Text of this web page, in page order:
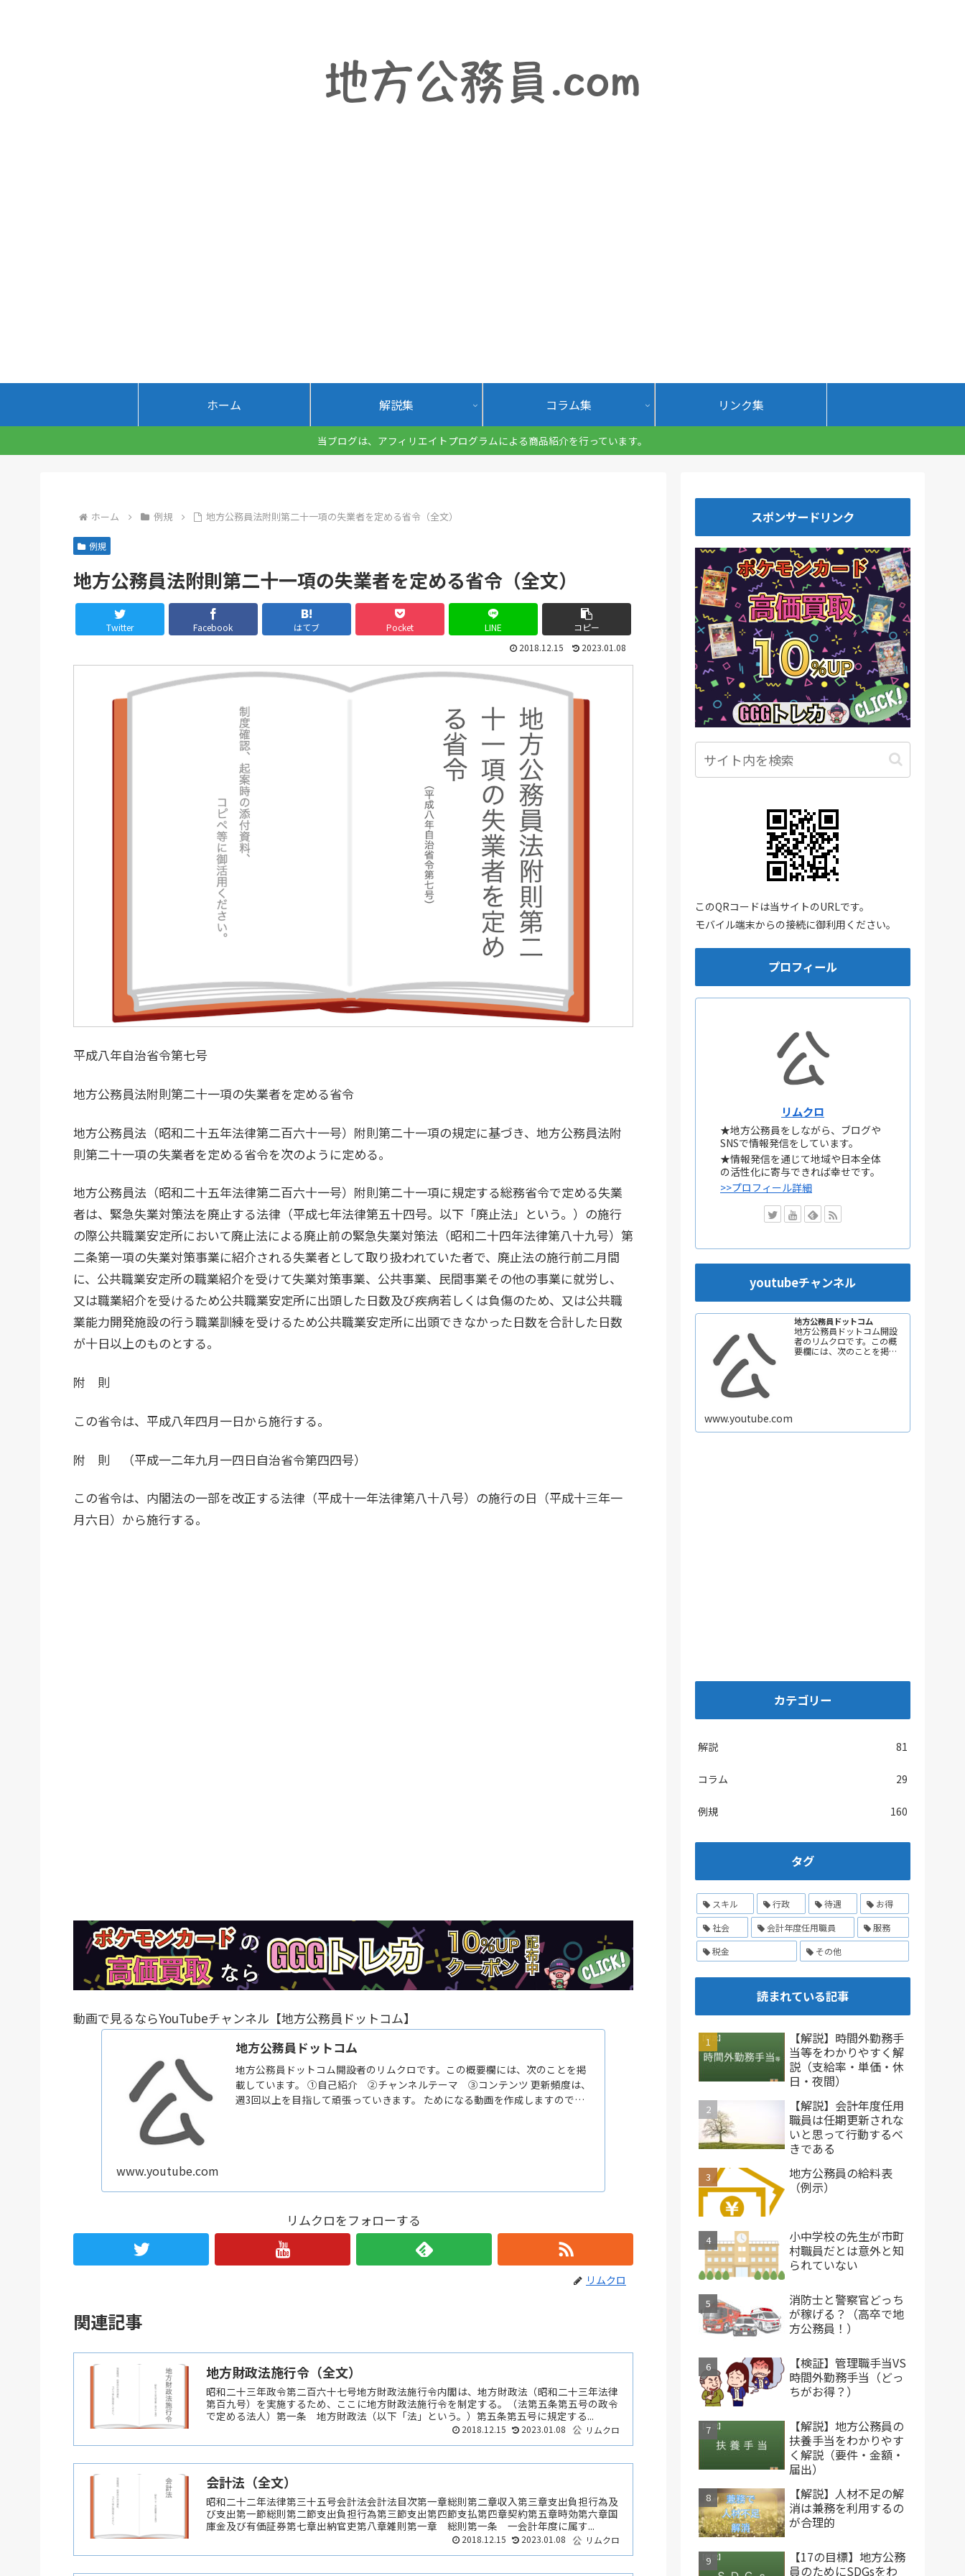
ホーム 解説集 コラム集 リンク集
当ブログは、アフィリエイトプログラムによる商品紹介を行っています。
ホーム 例規 地方公務員法附則第二十一項の失業者を定める省令（全文）
例規
地方公務員法附則第二十一項の失業者を定める省令（全文）
Twitter Facebook はてブ Pocket LINE
コピー
2018.12.15
2023.01.08
平成八年自治省令第七号
地方公務員法附則第二十一項の失業者を定める省令
地方公務員法（昭和二十五年法律第二百六十一号）附則第二十一項の規定に基づき、地方公務員法附
則第二十一項の失業者を定める省令を次のように定める。
地方公務員法（昭和二十五年法律第二百六十一号）附則第二十一項に規定する総務省令で定める失業
者は、緊急失業対策法を廃止する法律（平成七年法律第五十四号。以下「廃止法」という。）の施行
の際公共職業安定所において廃止法による廃止前の緊急失業対策法（昭和二十四年法律第八十九号）第
二条第一項の失業対策事業に紹介される失業者として取り扱われていた者で、廃止法の施行前二月間
に、公共職業安定所の職業紹介を受けて失業対策事業、公共事業、民間事業その他の事業に就労し、
又は職業紹介を受けるため公共職業安定所に出頭した日数及び疾病若しくは負傷のため、又は公共職
業能力開発施設の行う職業訓練を受けるため公共職業安定所に出頭できなかった日数を合計した日数
が十日以上のものとする。
附 則
この省令は、平成八年四月一日から施行する。
附 則 （平成一二年九月一四日自治省令第四四号）
この省令は、内閣法の一部を改正する法律（平成十一年法律第八十八号）の施行の日（平成十三年一
月六日）から施行する。
動画で見るならYouTubeチャンネル【地方公務員ドットコム】
地方公務員ドットコム
地方公務員ドットコム開設者のリムクロです。この概要欄には、次のことを掲
載しています。 ①自己紹介 ②チャンネルテーマ ③コンテンツ 更新頻度は、
週3回以上を目指して頑張っていきます。 ためになる動画を作成しますので、
www.youtube.com
リムクロをフォローする
リムクロ
関連記事
地方財政法施行令（全文）
昭和二十三年政令第二百六十七号地方財政法施行令内閣は、地方財政法（昭和二十三年法律
第百九号）を実施するため、ここに地方財政法施行令を制定する。（法第五条第五号の政令
で定める法人）第一条 地方財政法（以下「法」という。）第五条第五号に規定する...
2018.12.15 2023.01.08 リムクロ
会計法（全文）
昭和二十二年法律第三十五号会計法会計法目次第一章総則第二章収入第三章支出負担行為及
び支出第一節総則第二節支出負担行為第三節支出第四節支払第四章契約第五章時効第六章国
庫金及び有価証券第七章出納官吏第八章雑則第一章 総則第一条 一会計年度に属す...
2018.12.15 2023.01.08 リムクロ
スポンサードリンク
このQRコードは当サイトのURLです。
モバイル端末からの接続に御利用ください。
プロフィール
リムクロ
★地方公務員をしながら、ブログや
SNSで情報発信をしています。
★情報発信を通じて地域や日本全体
の活性化に寄与できれば幸せです。
>>プロフィール詳細
youtubeチャンネル
地方公務員ドットコム
地方公務員ドットコム開設
者のリムクロです。この概
要欄には、次のことを掲載
ます！ 【自己紹介】 ★地方
www.youtube.com
カテゴリー
解説 81
コラム 29
例規 160
タグ
スキル 行政 待遇
お得
社会
会計年度任用職員
服務
税金
その他
読まれている記事
【解説】時間外勤務手
当等をわかりやすく解
説（支給率・単価・休
日・夜間）
【解説】会計年度任用
職員は任期更新されな
いと思って行動するべ
きである
地方公務員の給料表
（例示）
小中学校の先生が市町
村職員だとは意外と知
られていない
消防士と警察官どっち
が稼げる？（高卒で地
方公務員！）
【検証】管理職手当VS
時間外勤務手当（どっ
ちがお得？）
【解説】地方公務員の
扶養手当をわかりやす
く解説（要件・金額・
届出）
【解説】人材不足の解
消は兼務を利用するの
が合理的
【17の目標】地方公務
員のためにSDGsをわ